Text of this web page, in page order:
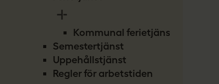
Kommunal ferietjänst
Semestertjänst
Uppehållstjänst
Regler för arbetstiden